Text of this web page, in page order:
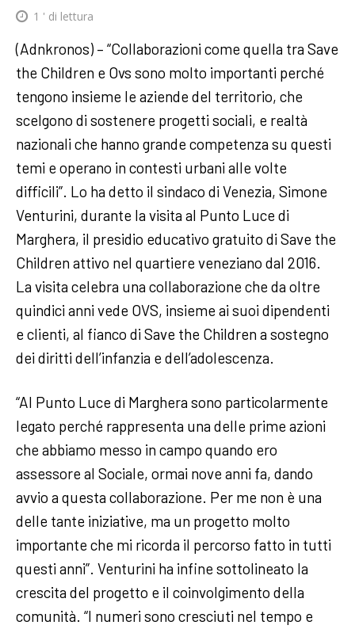
1 ' di lettura
(Adnkronos) – “Collaborazioni come quella tra Save
the Children e Ovs sono molto importanti perché
tengono insieme le aziende del territorio, che
scelgono di sostenere progetti sociali, e realtà
nazionali che hanno grande competenza su questi
temi e operano in contesti urbani alle volte
difficili”. Lo ha detto il sindaco di Venezia, Simone
Venturini, durante la visita al Punto Luce di
Marghera, il presidio educativo gratuito di Save the
Children attivo nel quartiere veneziano dal 2016.
La visita celebra una collaborazione che da oltre
quindici anni vede OVS, insieme ai suoi dipendenti
e clienti, al fianco di Save the Children a sostegno
dei diritti dell’infanzia e dell’adolescenza.
“Al Punto Luce di Marghera sono particolarmente
legato perché rappresenta una delle prime azioni
che abbiamo messo in campo quando ero
assessore al Sociale, ormai nove anni fa, dando
avvio a questa collaborazione. Per me non è una
delle tante iniziative, ma un progetto molto
importante che mi ricorda il percorso fatto in tutti
questi anni”. Venturini ha infine sottolineato la
crescita del progetto e il coinvolgimento della
comunità. “I numeri sono cresciuti nel tempo e